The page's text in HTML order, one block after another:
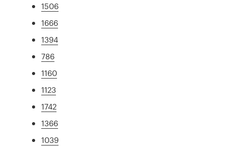
1506
1666
1394
786
1160
1123
1742
1366
1039